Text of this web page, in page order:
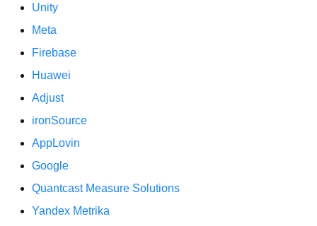
Unity
Meta
Firebase
Huawei
Adjust
ironSource
AppLovin
Google
Quantcast Measure Solutions
Yandex Metrika